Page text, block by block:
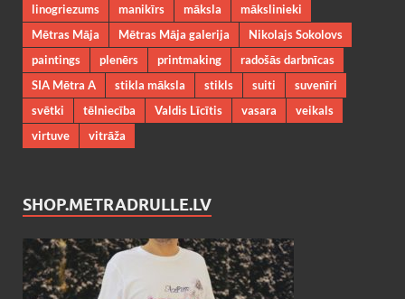
linogriezums
manikīrs māksla
mākslinieki
Mētras Māja
Mētras Māja galerija
Nikolajs Sokolovs
paintings
plenērs printmaking
radošās darbnīcas
SIA Mētra A
stikla māksla stikls suiti
suvenīri
svētki
tēlniecība Valdis Līcītis vasara
veikals
virtuve
vitrāža
SHOP.METRADRULLE.LV